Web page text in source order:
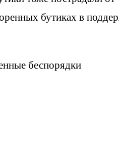
бутиках в
беспорядки